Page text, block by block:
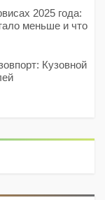
2025 года:
меньше и что
Кузовной